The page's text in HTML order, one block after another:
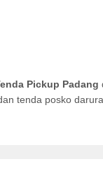
Pickup Padang
tenda posko